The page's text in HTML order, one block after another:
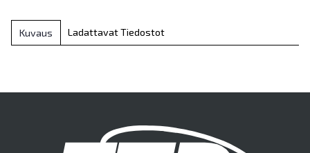
Kuvaus Ladattavat Tiedostot